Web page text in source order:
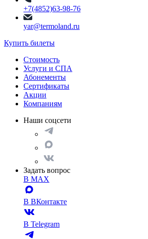
+7(4852)63-98-76
yar@termoland.ru
Купить билеты
Стоимость
Услуги и СПА
Абонементы
Сертификаты
Акции
Компаниям
Наши соцсети
Задать вопрос
В MAX
В ВКонтакте
В Telegram